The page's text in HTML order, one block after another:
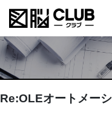
Re:OLEオートメー